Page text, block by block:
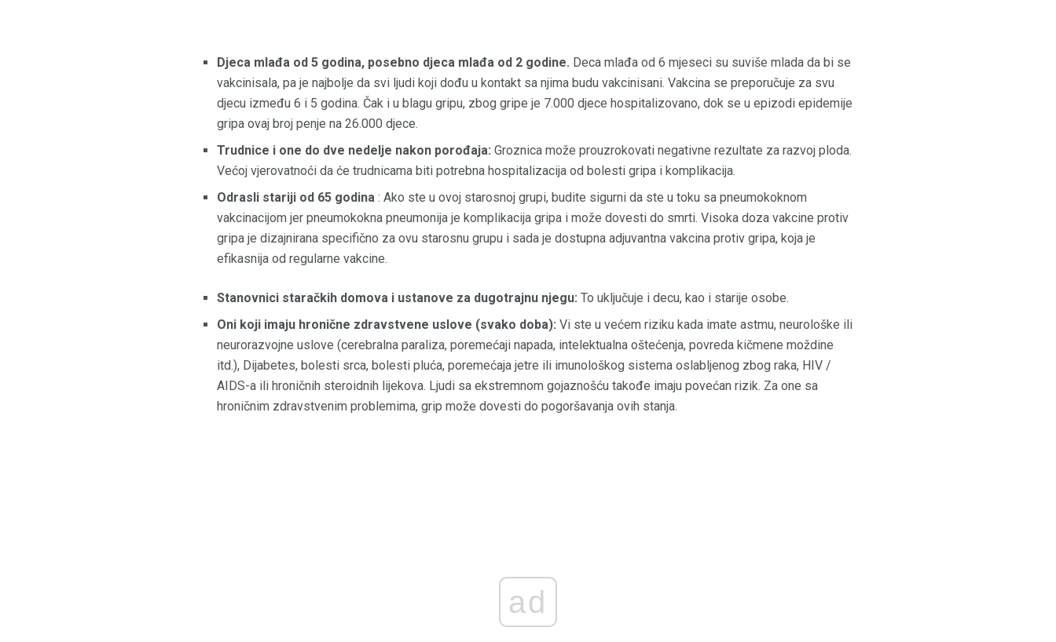
Djeca mlađa od 5 godina, posebno djeca mlađa od 2 godine. Deca mlađa od 6 mjeseci su suviše mlada da bi se
vakcinisala, pa je najbolje da svi ljudi koji dođu u kontakt sa njima budu vakcinisani. Vakcina se preporučuje za svu
djecu između 6 i 5 godina. Čak i u blagu gripu, zbog gripe je 7.000 djece hospitalizovano, dok se u epizodi epidemije
gripa ovaj broj penje na 26.000 djece.
Trudnice i one do dve nedelje nakon porođaja: Groznica može prouzrokovati negativne rezultate za razvoj ploda.
Većoj vjerovatnoći da će trudnicama biti potrebna hospitalizacija od bolesti gripa i komplikacija.
Odrasli stariji od 65 godina : Ako ste u ovoj starosnoj grupi, budite sigurni da ste u toku sa pneumokoknom
vakcinacijom jer pneumokokna pneumonija je komplikacija gripa i može dovesti do smrti. Visoka doza vakcine protiv
gripa je dizajnirana specifično za ovu starosnu grupu i sada je dostupna adjuvantna vakcina protiv gripa, koja je
efikasnija od regularne vakcine.
Stanovnici staračkih domova i ustanove za dugotrajnu njegu: To uključuje i decu, kao i starije osobe.
Oni koji imaju hronične zdravstvene uslove (svako doba): Vi ste u većem riziku kada imate astmu, neurološke ili
neurorazvojne uslove (cerebralna paraliza, poremećaji napada, intelektualna oštećenja, povreda kičmene moždine
itd.), Dijabetes, bolesti srca, bolesti pluća, poremećaja jetre ili imunološkog sistema oslabljenog zbog raka, HIV /
AIDS-a ili hroničnih steroidnih lijekova. Ljudi sa ekstremnom gojaznošću takođe imaju povećan rizik. Za one sa
hroničnim zdravstvenim problemima, grip može dovesti do pogoršavanja ovih stanja.
ad